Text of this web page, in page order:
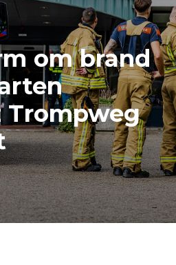
om brand
Trompweg